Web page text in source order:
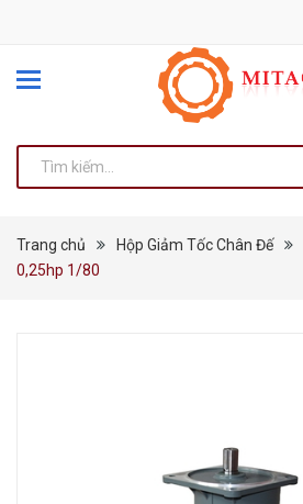
Trang chủ Hộp Giảm Tốc Chân Đế
0,25hp 1/80